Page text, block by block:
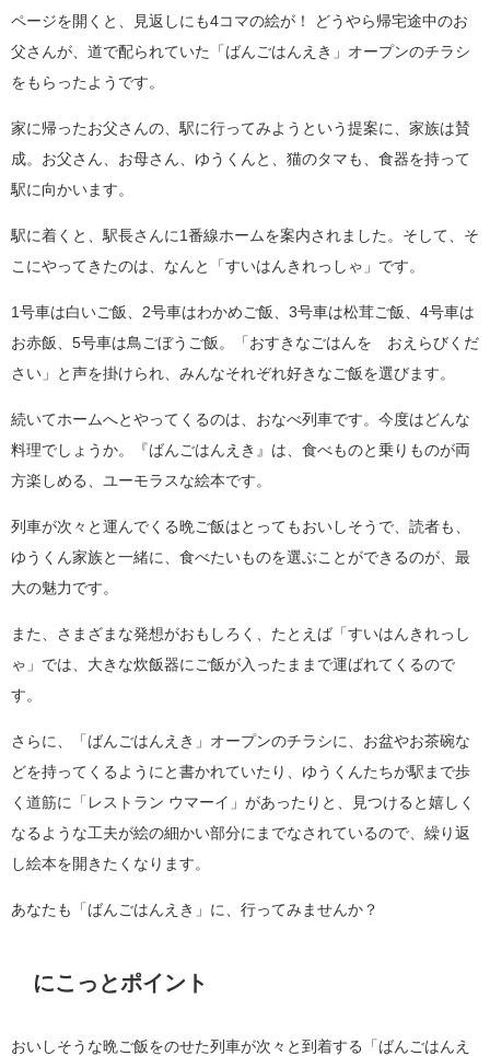
ページを開くと、見返しにも4コマの絵が！ どうやら帰宅途中のお
父さんが、道で配られていた「ばんごはんえき」オープンのチラシ
をもらったようです。
家に帰ったお父さんの、駅に行ってみようという提案に、家族は賛
成。お父さん、お母さん、ゆうくんと、猫のタマも、食器を持って
駅に向かいます。
駅に着くと、駅長さんに1番線ホームを案内されました。そして、そ
こにやってきたのは、なんと「すいはんきれっしゃ」です。
1号車は白いご飯、2号車はわかめご飯、3号車は松茸ご飯、4号車は
お赤飯、5号車は鳥ごぼうご飯。「おすきなごはんを おえらびくだ
さい」と声を掛けられ、みんなそれぞれ好きなご飯を選びます。
続いてホームへとやってくるのは、おなべ列車です。今度はどんな
料理でしょうか。『ばんごはんえき』は、食べものと乗りものが両
方楽しめる、ユーモラスな絵本です。
列車が次々と運んでくる晩ご飯はとってもおいしそうで、読者も、
ゆうくん家族と一緒に、食べたいものを選ぶことができるのが、最
大の魅力です。
また、さまざまな発想がおもしろく、たとえば「すいはんきれっし
ゃ」では、大きな炊飯器にご飯が入ったままで運ばれてくるので
す。
さらに、「ばんごはんえき」オープンのチラシに、お盆やお茶碗な
どを持ってくるようにと書かれていたり、ゆうくんたちが駅まで歩
く道筋に「レストラン ウマーイ」があったりと、見つけると嬉しく
なるような工夫が絵の細かい部分にまでなされているので、繰り返
し絵本を開きたくなります。
あなたも「ばんごはんえき」に、行ってみませんか？
にこっとポイント
おいしそうな晩ご飯をのせた列車が次々と到着する「ばんごはんえ